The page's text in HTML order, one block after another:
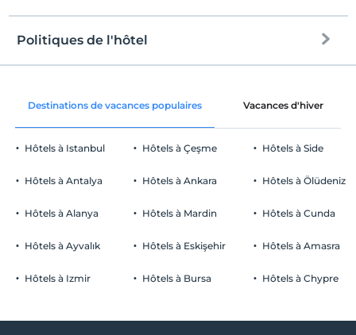
Espaces communs et toutes les
Parking
Libérer Parking privé
Politiques de l'hôtel
enregistrement
Vérifier
Avant 12:00
animaux
Les bébés de moins de 2 ne sont pas facturés
Destinations de vacances populaires Vacances d'hiver
Hôtels à Istanbul
Hôtels à Antalya
Hôtels à Alanya
Hôtels à Ayvalık
Hôtels à Izmir
Hôtels à Çeşme
Hôtels à Ankara
Hôtels à Mardin
Hôtels à Eskişehir
Hôtels à Bursa
Hôtels à Side
Hôtels à Ölüdeniz
Hôtels à Cunda
Hôtels à Amasra
Hôtels à Chypre